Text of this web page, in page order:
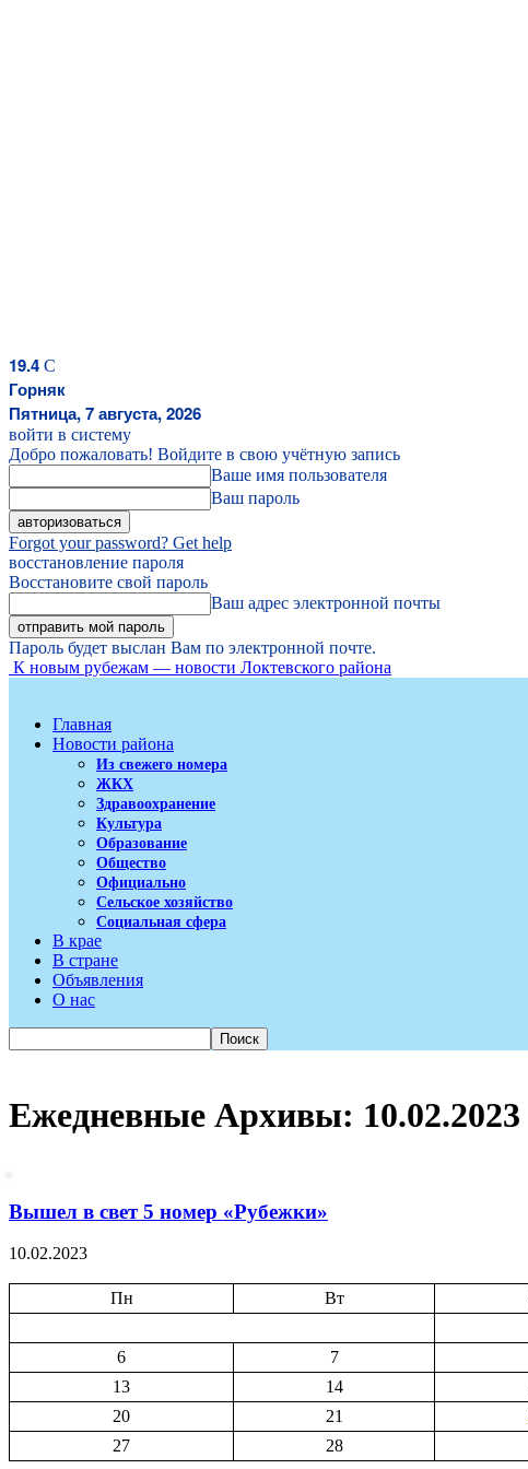
19.4 C
Горняк
Пятница, 7 августа, 2026
войти в систему
Добро пожаловать! Войдите в свою учётную запись
Ваше имя пользователя
Ваш пароль
Forgot your password? Get help
восстановление пароля
Восстановите свой пароль
Ваш адрес электронной почты
Пароль будет выслан Вам по электронной почте.
К новым рубежам — новости Локтевского района
Главная
Новости района
Из свежего номера
ЖКХ
Здравоохранение
Культура
Образование
Общество
Официально
Сельское хозяйство
Социальная сфера
В крае
В стране
Объявления
О нас
Ежедневные Архивы: 10.02.2023
Вышел в свет 5 номер «Рубежки»
10.02.2023
Пн
Вт
6
7
13
14
20
21
27
28